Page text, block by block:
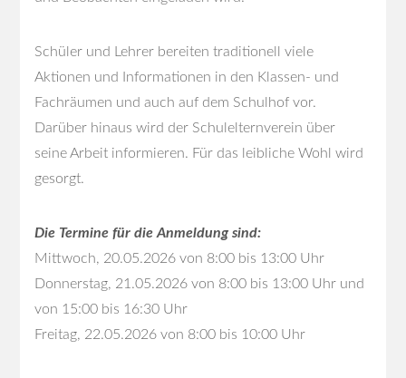
Schüler und Lehrer bereiten traditionell viele
Aktionen und Informationen in den Klassen- und
Fachräumen und auch auf dem Schulhof vor.
Darüber hinaus wird der Schulelternverein über
seine Arbeit informieren. Für das leibliche Wohl wird
gesorgt.
Die Termine für die Anmeldung sind:
Mittwoch, 20.05.2026 von 8:00 bis 13:00 Uhr
Donnerstag, 21.05.2026 von 8:00 bis 13:00 Uhr und
von 15:00 bis 16:30 Uhr
Freitag, 22.05.2026 von 8:00 bis 10:00 Uhr